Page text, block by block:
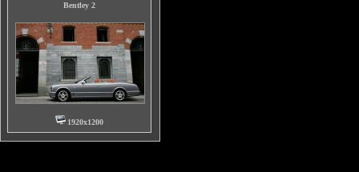
Bentley 2
1920x1200